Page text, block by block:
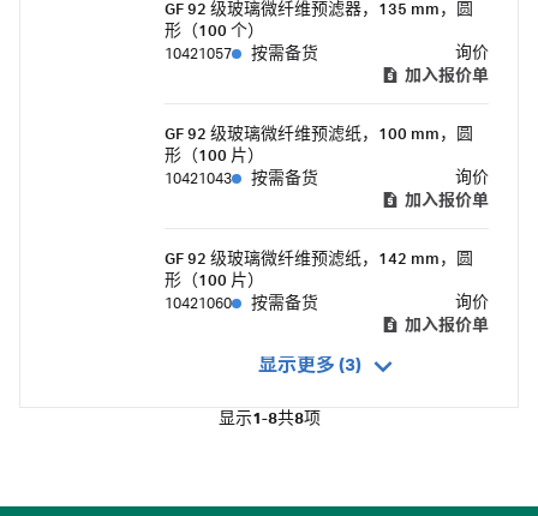
GF 92 级玻璃微纤维预滤器，135 mm，圆
形（100 个）
10421057
按需备货
询价
加入报价单
GF 92 级玻璃微纤维预滤纸，100 mm，圆
形（100 片）
10421043
按需备货
询价
加入报价单
GF 92 级玻璃微纤维预滤纸，142 mm，圆
形（100 片）
10421060
按需备货
询价
加入报价单
显示更多 (3)
显示1-8共8项